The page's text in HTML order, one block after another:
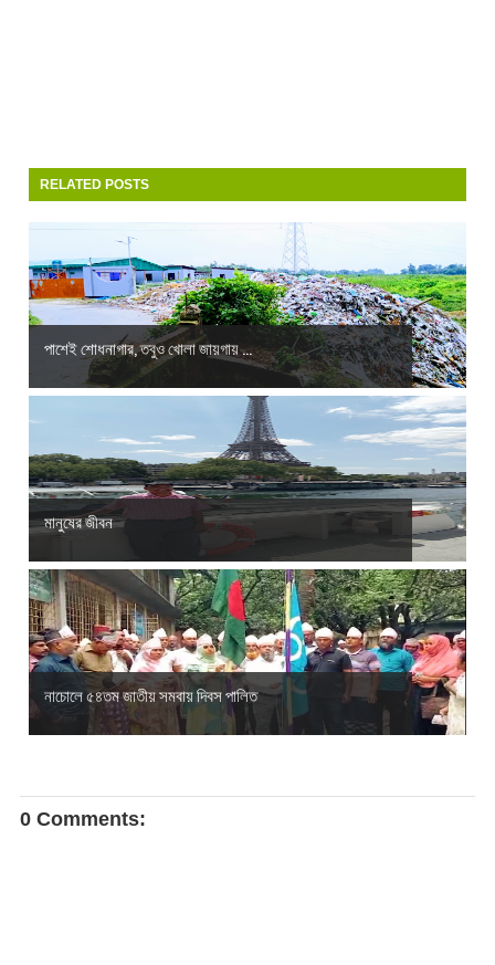
RELATED POSTS
পাশেই শোধনাগার, তবুও খোলা জায়গায় ...
মানুষের জীবন
নাচোলে ৫৪তম জাতীয় সমবায় দিবস পালিত
0 Comments: